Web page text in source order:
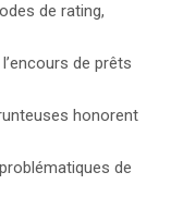
de rating,
de prêts
honorent
de